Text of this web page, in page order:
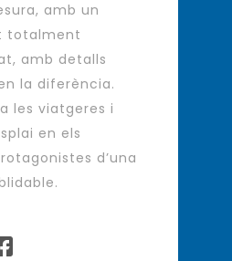
amb un
totalment
amb detalls
la diferència.
les viatgeres i
en els
d’una